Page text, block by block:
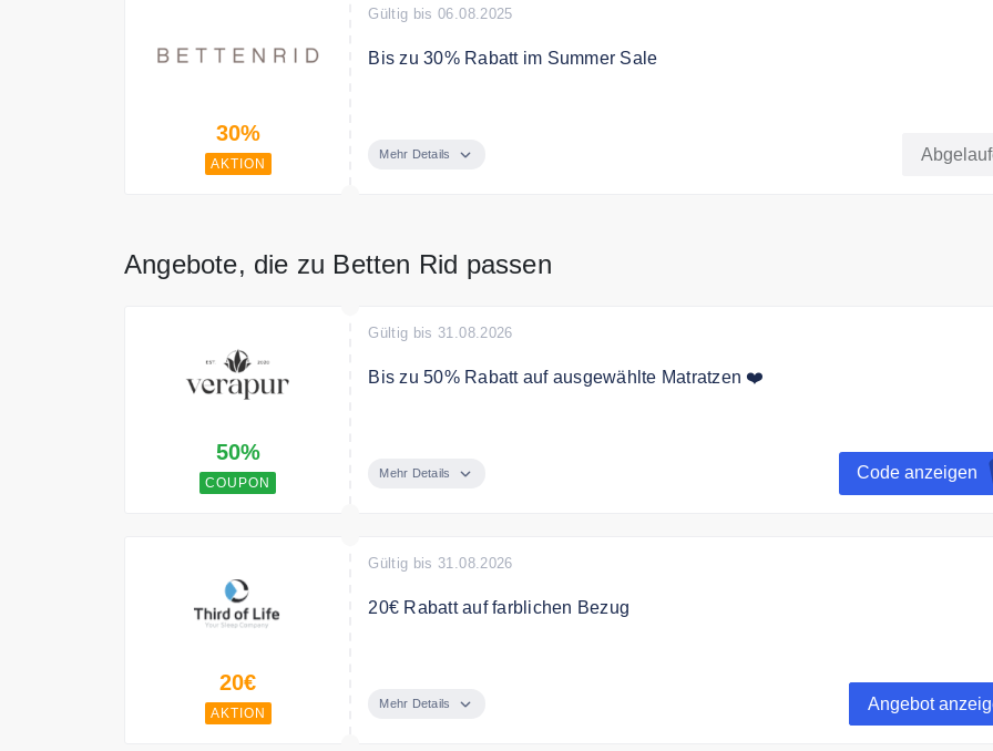
30%
AKTION
Gültig bis 06.08.2025
Bis zu 30% Rabatt im Summer Sale
Mehr Details
Angebote, die zu Betten Rid passen
50%
COUPON
Gültig bis 31.08.2026
Bis zu 50% Rabatt auf ausgewählte Matratzen ❤️
Mehr Details Code anzeigen
20€
AKTION
Gültig bis 31.08.2026
20€ Rabatt auf farblichen Bezug
Mehr Details Angebot